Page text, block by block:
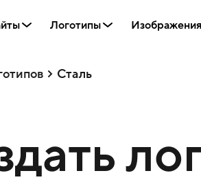
Логотипы Изображения
Сталь